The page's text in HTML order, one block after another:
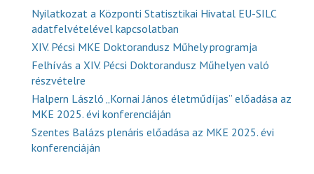
Nyilatkozat a Központi Statisztikai Hivatal EU-SILC
adatfelvételével kapcsolatban
XIV. Pécsi MKE Doktorandusz Műhely programja
Felhívás a XIV. Pécsi Doktorandusz Műhelyen való
részvételre
Halpern László „Kornai János életműdíjas” előadása az
MKE 2025. évi konferenciáján
Szentes Balázs plenáris előadása az MKE 2025. évi
konferenciáján